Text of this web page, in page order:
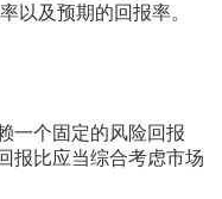
以及预期的回报率。
个固定的风险回报
报比应当综合考虑市场